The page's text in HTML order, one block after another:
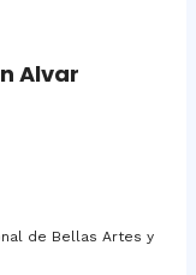
Alvar
de Bellas Artes y